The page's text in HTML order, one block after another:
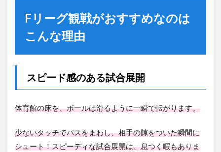
Fリーグ観戦がおすすめなのは
こんな理由
スピード感のある試合展開
体育館の床を、ボールは滑るように一瞬で転がります。
少ないタッチでパスをまわし、相手の隙をついた瞬間に
シュート！スピーディな試合展開は、息つく暇もありま